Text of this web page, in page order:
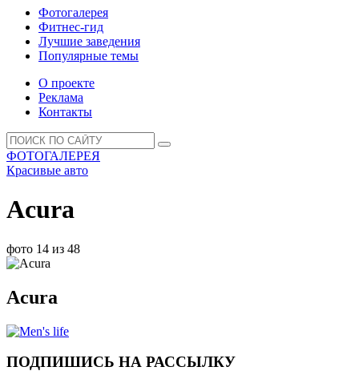
Фотогалерея
Фитнес-гид
Лучшие заведения
Популярные темы
О проекте
Реклама
Контакты
ФОТОГАЛЕРЕЯ
Красивые авто
Acura
фото 14 из 48
Acura
ПОДПИШИСЬ НА РАССЫЛКУ